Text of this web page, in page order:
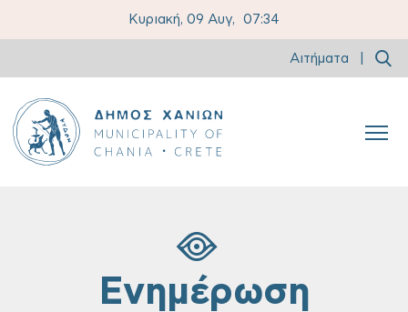
Κυριακή, 09 Αυγ, 07:34
Αιτήματα
Ενημέρωση